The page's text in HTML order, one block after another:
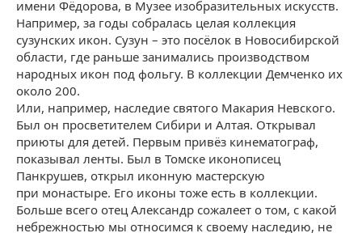
имени Фёдорова, в Музее изобразительных искусств.
Например, за годы собралась целая коллекция
сузунских икон. Сузун – это посёлок в Новосибирской
области, где раньше занимались производством
народных икон под фольгу. В коллекции Демченко их
около 200.
Или, например, наследие святого Макария Невского.
Был он просветителем Сибири и Алтая. Открывал
приюты для детей. Первым привёз кинематограф,
показывал ленты. Был в Томске иконописец
Панкрушев, открыл иконную мастерскую
при монастыре. Его иконы тоже есть в коллекции.
Больше всего отец Александр сожалеет о том, с какой
небрежностью мы относимся к своему наследию, не